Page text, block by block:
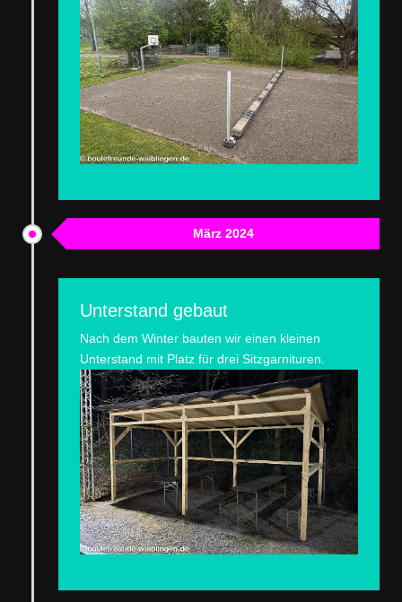
März 2024
Unterstand gebaut
Nach dem Winter bauten wir einen kleinen
Unterstand mit Platz für drei Sitzgarnituren.